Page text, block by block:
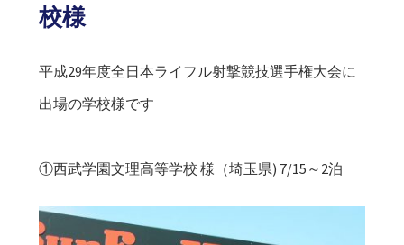
校様
平成29年度全日本ライフル射撃競技選手権大会に
出場の学校様です
①西武学園文理高等学校 様（埼玉県) 7/15～2泊